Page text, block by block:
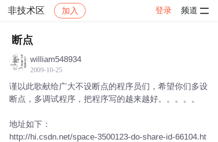
非技术区 加入 登录 频道
社区
断点
william548934
2009-10-25
谨以此歌献给广大不设断点的程序员们，希望你们多设
断点，多调试程序，把程序写的越来越好。。。。。
地址如下：
http://hi.csdn.net/space-3500123-do-share-id-66104.ht